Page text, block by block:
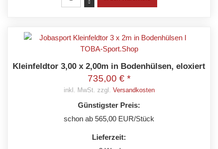
Kleinfeldtor 3,00 x 2,00m in Bodenhülsen, eloxiert
735,00 € *
inkl. MwSt. zzgl. Versandkosten
Günstigster Preis:
schon ab 565,00 EUR/Stück
Lieferzeit: